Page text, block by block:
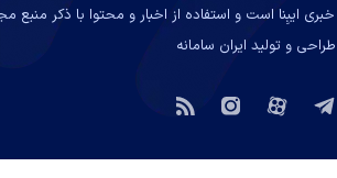
ایبِنا است و استفاده از اخبار و محتوا با ذکر منبع
طراحی و تولید ایران سامانه